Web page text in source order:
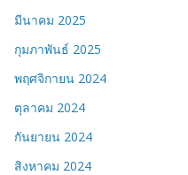
มีนาคม 2025
กุมภาพันธ์ 2025
พฤศจิกายน 2024
ตุลาคม 2024
กันยายน 2024
สิงหาคม 2024